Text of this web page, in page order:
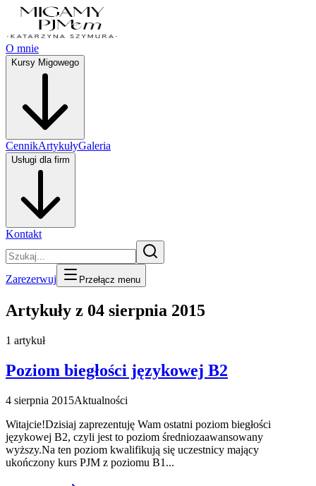
O mnie
Kursy Migowego
CennikArtykułyGaleria
Usługi dla firm
Kontakt
Zarezerwuj Przełącz menu
Artykuły z 04 sierpnia 2015
1 artykuł
Poziom biegłości językowej B2
4 sierpnia 2015Aktualności
Witajcie!Dzisiaj zaprezentuję Wam ostatni poziom biegłości
językowej B2, czyli jest to poziom średniozaawansowany
wyższy.Na ten poziom kwalifikują się uczestnicy mający
ukończony kurs PJM z poziomu B1 ...